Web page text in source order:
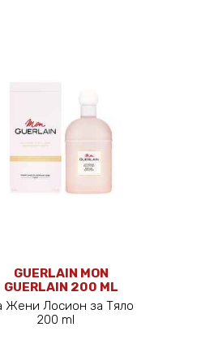
GUERLAIN MON
GUERLAIN 200 ML
Жени Лосион за Тяло
200 ml